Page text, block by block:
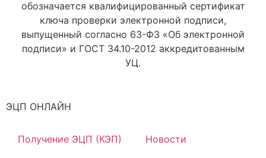
обозначается квалифицированный сертификат
ключа проверки электронной подписи,
выпущенный согласно 63-ФЗ «Об электронной
подписи» и ГОСТ 34.10-2012 аккредитованным
УЦ.
ЭЦП ОНЛАЙН
Получение ЭЦП (КЭП) Новости